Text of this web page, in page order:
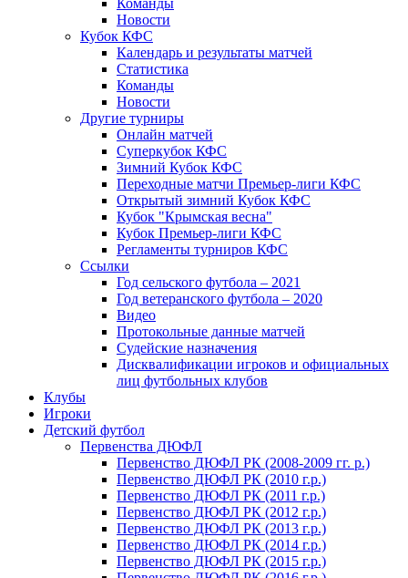
Команды
Новости
Кубок КФС
Календарь и результаты матчей
Статистика
Команды
Новости
Другие турниры
Онлайн матчей
Суперкубок КФС
Зимний Кубок КФС
Переходные матчи Премьер-лиги КФС
Открытый зимний Кубок КФС
Кубок "Крымская весна"
Кубок Премьер-лиги КФС
Регламенты турниров КФС
Ссылки
Год сельского футбола – 2021
Год ветеранского футбола – 2020
Видео
Протокольные данные матчей
Судейские назначения
Дисквалификации игроков и официальных
лиц футбольных клубов
Клубы
Игроки
Детский футбол
Первенства ДЮФЛ
Первенство ДЮФЛ РК (2008-2009 гг. р.)
Первенство ДЮФЛ РК (2010 г.р.)
Первенство ДЮФЛ РК (2011 г.р.)
Первенство ДЮФЛ РК (2012 г.р.)
Первенство ДЮФЛ РК (2013 г.р.)
Первенство ДЮФЛ РК (2014 г.р.)
Первенство ДЮФЛ РК (2015 г.р.)